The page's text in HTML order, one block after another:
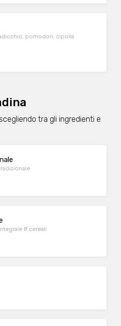
pomodori, cipolla
tra gli ingredienti e
8 cereali